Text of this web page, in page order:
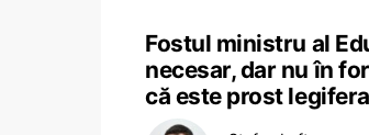
Fostul ministru al
necesar, dar nu în
că este prost